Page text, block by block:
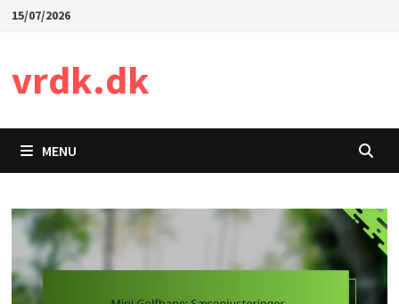
Skip15/07/2026
vrdk.dk
MENU